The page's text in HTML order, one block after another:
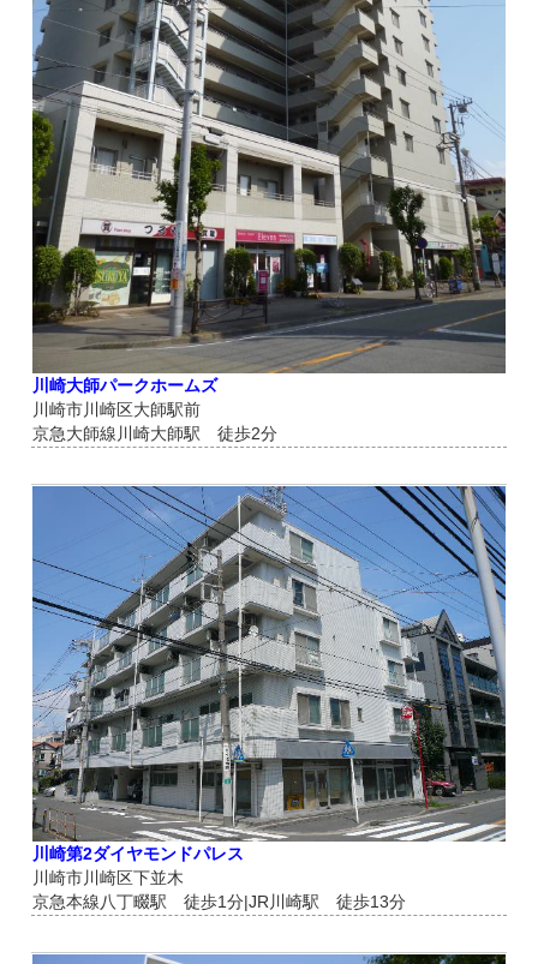
川崎大師パークホームズ
川崎市川崎区大師駅前
京急大師線川崎大師駅 徒歩2分
川崎第2ダイヤモンドパレス
川崎市川崎区下並木
京急本線八丁畷駅 徒歩1分|JR川崎駅 徒歩13分